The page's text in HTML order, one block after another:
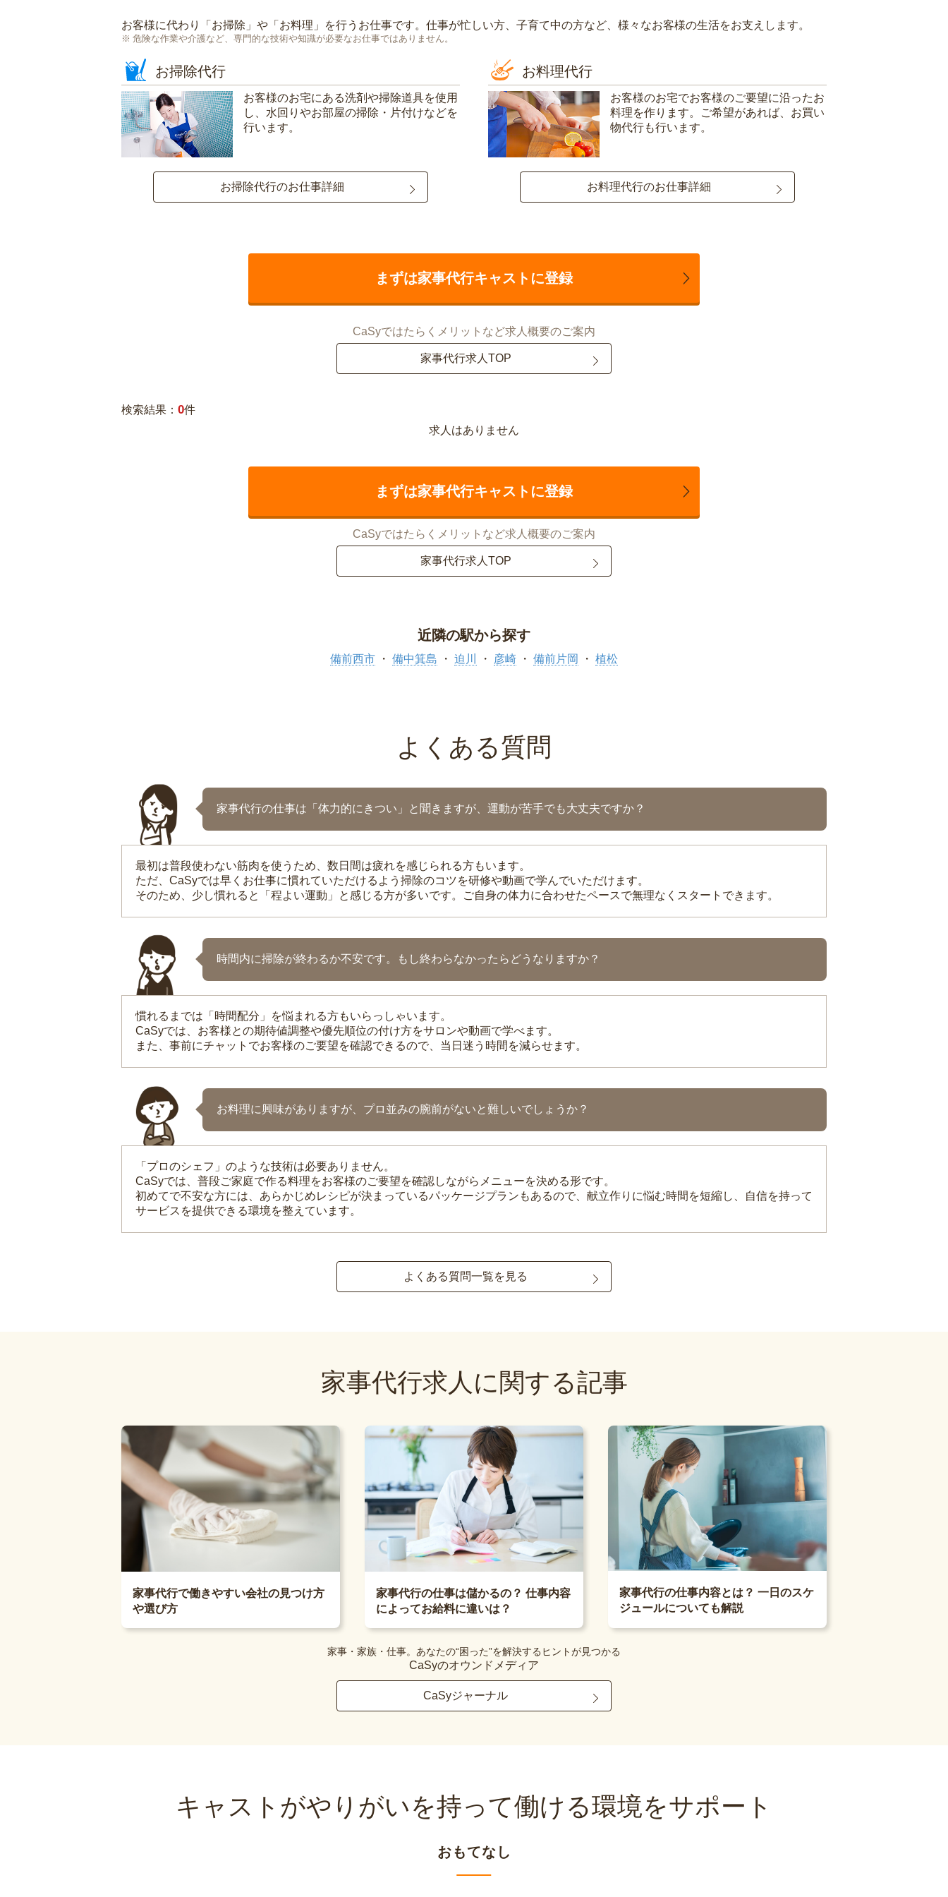
お客様に代わり「 お掃除 」や「 お料理 」を行うお仕事です。仕事が忙しい方、子育て中の方など、様々なお客様の生活をお支えします。
危険な作業や介護など、専門的な技術や知識が必要なお仕事ではありません。
お掃除代行
お客様のお宅にある洗剤や掃除道具を使用
し、水回りやお部屋の掃除・片付けなどを
行います。
お掃除代行のお仕事詳細
お料理代行
お客様のお宅でお客様のご要望に沿ったお
料理を作ります。ご希望があれば、お買い
物代行も行います。
お料理代行のお仕事詳細
まずは家事代行キャストに登録
CaSyではたらくメリットなど求人概要のご案内
家事代行求人TOP
検索結果： 0件
求人はありません
まずは家事代行キャストに登録
CaSyではたらくメリットなど求人概要のご案内
家事代行求人TOP
近隣の駅から探す
備前西市 備中箕島 迫川 彦崎 備前片岡 植松
よくある質問
家事代行の仕事は「体力的にきつい」と聞きますが、運動が苦手でも大丈夫ですか？
最初は普段使わない筋肉を使うため、数日間は疲れを感じられる方もいます。
ただ、CaSyでは早くお仕事に慣れていただけるよう掃除のコツを研修や動画で学んでいただけます。
そのため、少し慣れると「程よい運動」と感じる方が多いです。ご自身の体力に合わせたペースで無理なくスタートできます。
時間内に掃除が終わるか不安です。もし終わらなかったらどうなりますか？
慣れるまでは「時間配分」を悩まれる方もいらっしゃいます。
CaSyでは、お客様との期待値調整や優先順位の付け方をサロンや動画で学べます。
また、事前にチャットでお客様のご要望を確認できるので、当日迷う時間を減らせます。
お料理に興味がありますが、プロ並みの腕前がないと難しいでしょうか？
「プロのシェフ」のような技術は必要ありません。
CaSyでは、普段ご家庭で作る料理をお客様のご要望を確認しながらメニューを決める形です。
初めてで不安な方には、あらかじめレシピが決まっているパッケージプランもあるので、献立作りに悩む時間を短縮し、自信を持って
サービスを提供できる環境を整えています。
よくある質問一覧を見る
家事代行求人に関する記事
家事代行で働きやすい会社の見つけ方
や選び方
家事代行の仕事は儲かるの？ 仕事内容
によってお給料に違いは？
家事代行の仕事内容とは？ 一日のスケ
ジュールについても解説
家事・家族・仕事。あなたの“困った”を解決するヒントが見つかる
CaSyのオウンドメディア
CaSyジャーナル
キャストがやりがいを持って働ける環境をサポート
おもてなし